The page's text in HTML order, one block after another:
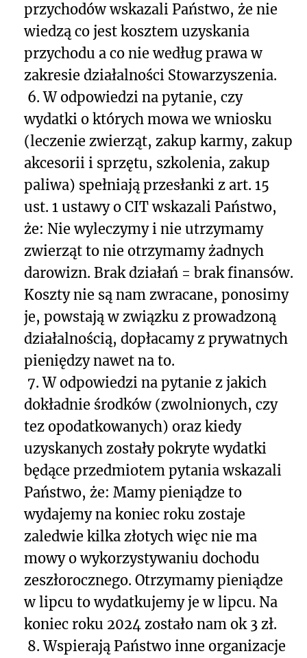
przychodówwskazali Państwo, że nie
wiedzą co jest kosztem uzyskania
przychodu a co nie według prawa w
zakresie działalności Stowarzyszenia.
6.W odpowiedzi na pytanie, czy
wydatki o których mowa we wniosku
(leczenie zwierząt, zakup karmy, zakup
akcesorii i sprzętu, szkolenia, zakup
paliwa) spełniają przesłanki z art. 15
ust. 1 ustawy o CIT wskazali Państwo,
że: Nie wyleczymy i nie utrzymamy
zwierząt to nie otrzymamy żadnych
darowizn. Brak działań = brak finansów.
Koszty nie są nam zwracane, ponosimy
je, powstają w związku z prowadzoną
działalnością, dopłacamy z prywatnych
pieniędzy nawet na to.
7. W odpowiedzi na pytanie z jakich
dokładnie środków (zwolnionych, czy
tez opodatkowanych) oraz kiedy
uzyskanych zostały pokryte wydatki
będące przedmiotem pytania wskazali
Państwo, że: Mamy pieniądze to
wydajemy na koniec roku zostaje
zaledwie kilka złotych więc nie ma
mowy o wykorzystywaniu dochodu
zeszłorocznego. Otrzymamy pieniądze
w lipcu to wydatkujemy je w lipcu. Na
koniec roku 2024 zostało nam ok 3 zł.
8. Wspierają Państwo inne organizacje